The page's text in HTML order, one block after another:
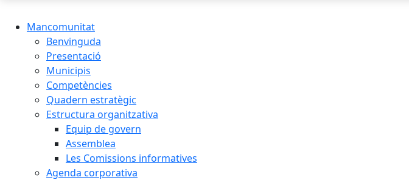
Mancomunitat
Benvinguda
Presentació
Municipis
Competències
Quadern estratègic
Estructura organitzativa
Equip de govern
Assemblea
Les Comissions informatives
Agenda corporativa